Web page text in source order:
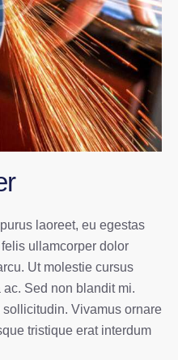
laoreet, eu egestas
ullamcorper dolor
Ut molestie cursus
Sed non blandit mi.
Vivamus ornare
tristique erat interdum